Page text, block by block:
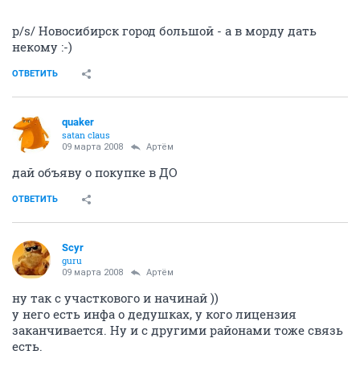
p/s/ Новосибирск город большой - а в морду дать
некому :-)
ОТВЕТИТЬ
quaker
satan claus
09 марта 2008 Артём
дай объяву о покупке в ДО
ОТВЕТИТЬ
Scyr
guru
09 марта 2008 Артём
ну так с участкового и начинай ))
у него есть инфа о дедушках, у кого лицензия
заканчивается. Ну и с другими районами тоже связь
есть.